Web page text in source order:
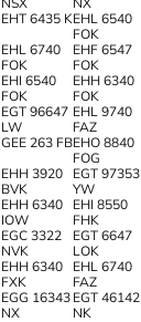
EHT 6435 KEHL 6540
FOK
EHL 6740
FOK
EHF 6547
FOK
EHI 6540
FOK
EHH 6340
FOK
EGT 96647
LW
EHL 9740
FAZ
GEE 263 FBEHO 8840
FOG
EHH 3920
BVK
EGT 97353
YW
EHH 6340
IOW
EHI 8550
FHK
EGC 3322
NVK
EGT 6647
LOK
EHH 6340
FXK
EHL 6740
FAZ
EGG 16343
NX
EGT 46142
NK